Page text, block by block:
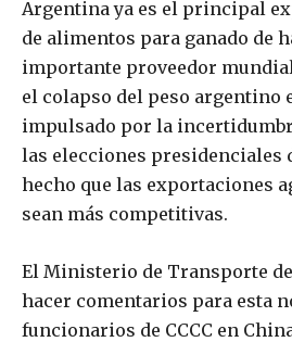
Argentina ya es el principal
de alimentos para ganado de
importante proveedor
el colapso del peso argentino
impulsado por la
las elecciones presidenciales
hecho que las exportaciones
sean más competitivas.
El Ministerio de Transporte
hacer comentarios para esta
funcionarios de CCCC en